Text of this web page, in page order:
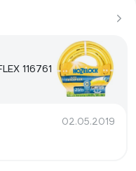
116761
02.05.2019